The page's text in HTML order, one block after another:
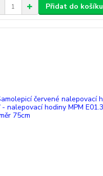
Přidat do košíku